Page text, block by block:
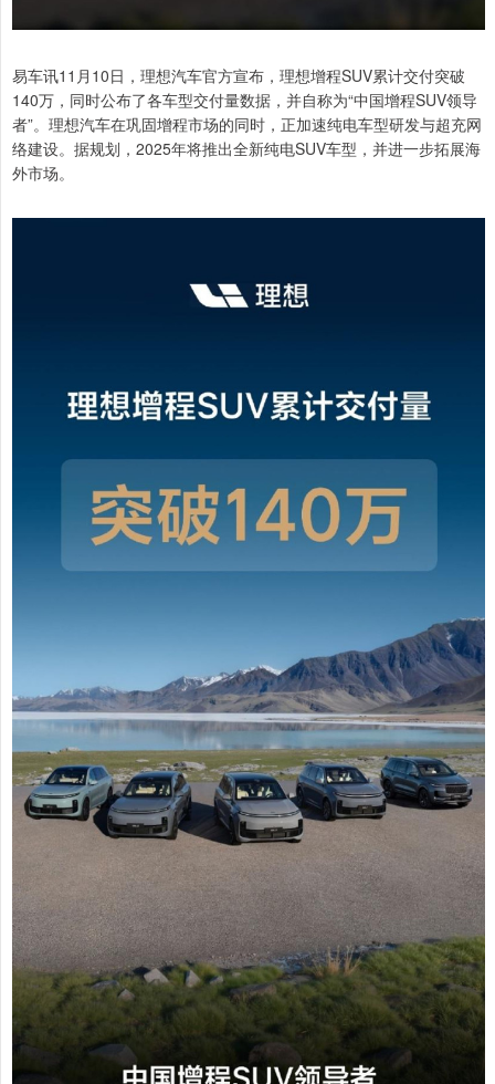
易车讯11月10日，理想汽车官方宣布，理想增程SUV累计交付突破
140万，同时公布了各车型交付量数据，并自称为“中国增程SUV领导
者”。理想汽车在巩固增程市场的同时，正加速纯电车型研发与超充网
络建设。据规划，2025年将推出全新纯电SUV车型，并进一步拓展海
外市场。